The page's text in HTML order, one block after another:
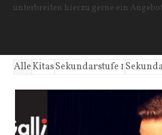
unterbreiten hierzu gerne ein
AlleKitasSekundarstufe 1